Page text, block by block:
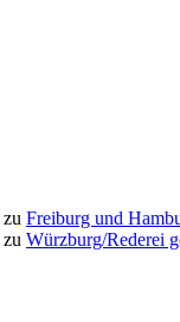
zu Freiburg und
zu Würzburg/Rederei